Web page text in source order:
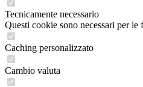
Tecnicamente necessario
Questi cookie sono necessari per
Caching personalizzato
Cambio valuta